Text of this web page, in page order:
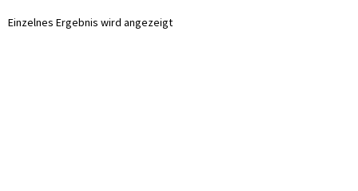
Einzelnes Ergebnis wird angezeigt